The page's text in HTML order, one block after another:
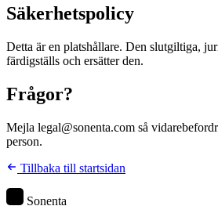
Säkerhetspolicy
Detta är en platshållare. Den slutgiltiga,
färdigställs och ersätter den.
Frågor?
Mejla legal@sonenta.com så
person.
Tillbaka till startsidan
Sonenta